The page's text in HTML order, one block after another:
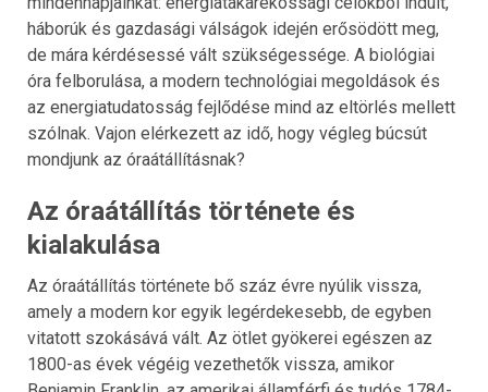
háborúk és gazdasági válságok idején erősödött meg,
de mára kérdésessé vált szükségessége. A biológiai
óra felborulása, a modern technológiai megoldások és
az energiatudatosság fejlődése mind az eltörlés mellett
szólnak. Vajon elérkezett az idő, hogy végleg búcsút
mondjunk az óraátállításnak?
Az óraátállítás története és
kialakulása
Az óraátállítás története bő száz évre nyúlik vissza,
amely a modern kor egyik legérdekesebb, de egyben
vitatott szokásává vált. Az ötlet gyökerei egészen az
1800-as évek végéig vezethetők vissza, amikor